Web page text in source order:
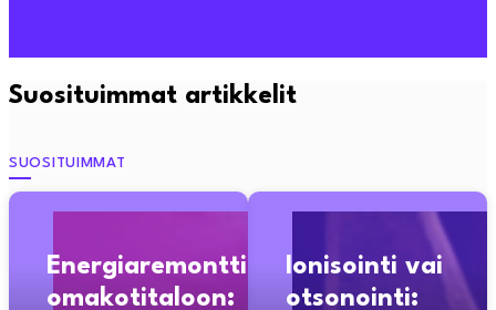
Suosituimmat artikkelit
SUOSITUIMMAT
Energiaremontti
omakotitaloon:
Ionisointi vai
otsonointi: